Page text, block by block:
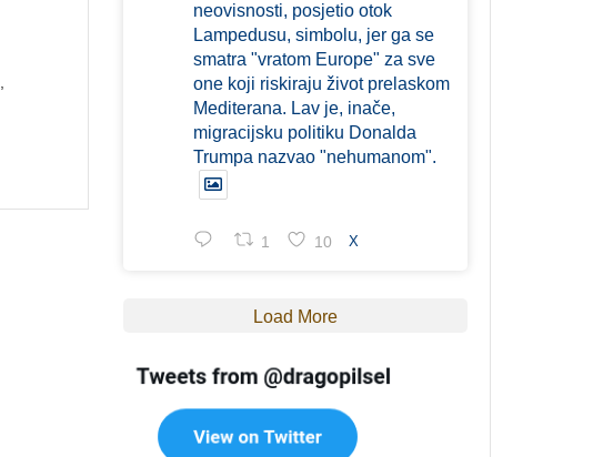
neovisnosti, posjetio otok
Lampedusu, simbolu, jer ga se
smatra "vratom Europe" za sve
one koji riskiraju život prelaskom
Mediterana. Lav je, inače,
migracijsku politiku Donalda
Trumpa nazvao "nehumanom".
1 10 X
Load More